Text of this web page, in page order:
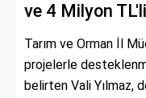
ve 4 Milyon
Tarım ve Orman İl
projelerle
belirten Vali Yılmaz,